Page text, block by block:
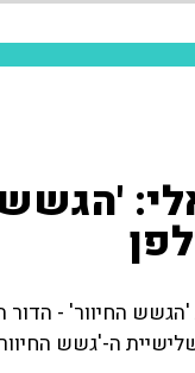
ישראלי:
שלישיית 'הגשש
ה-'גשש